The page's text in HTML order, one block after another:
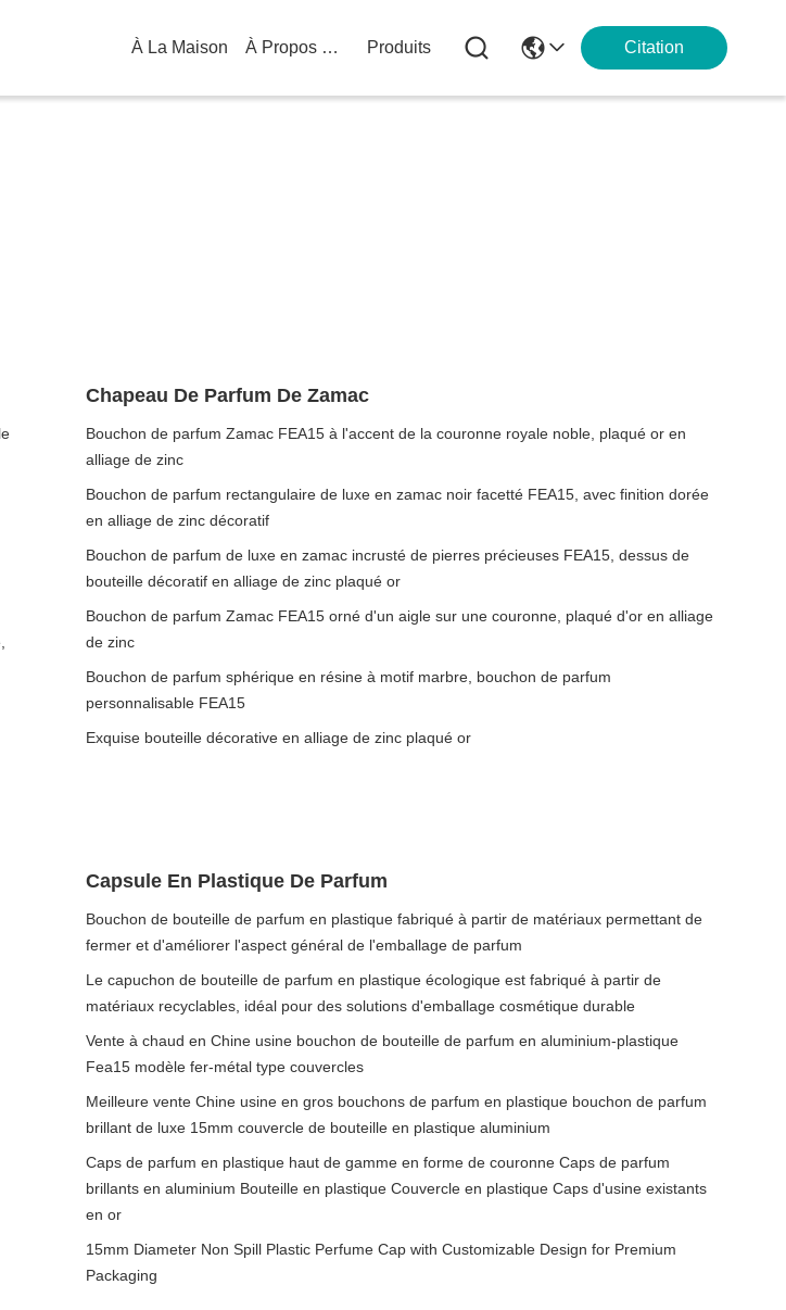
À La Maison À Propos De Nous Produits Citation
Chapeau De Parfum De Zamac
Bouchon de parfum Zamac FEA15 à l'accent de la couronne royale noble, plaqué or en
alliage de zinc
Bouchon de parfum rectangulaire de luxe en zamac noir facetté FEA15, avec finition dorée
en alliage de zinc décoratif
Bouchon de parfum de luxe en zamac incrusté de pierres précieuses FEA15, dessus de
bouteille décoratif en alliage de zinc plaqué or
Bouchon de parfum Zamac FEA15 orné d'un aigle sur une couronne, plaqué d'or en alliage
de zinc
Bouchon de parfum sphérique en résine à motif marbre, bouchon de parfum
personnalisable FEA15
Exquise bouteille décorative en alliage de zinc plaqué or
Capsule En Plastique De Parfum
Bouchon de bouteille de parfum en plastique fabriqué à partir de matériaux permettant de
fermer et d'améliorer l'aspect général de l'emballage de parfum
Le capuchon de bouteille de parfum en plastique écologique est fabriqué à partir de
matériaux recyclables, idéal pour des solutions d'emballage cosmétique durable
Vente à chaud en Chine usine bouchon de bouteille de parfum en aluminium-plastique
Fea15 modèle fer-métal type couvercles
Meilleure vente Chine usine en gros bouchons de parfum en plastique bouchon de parfum
brillant de luxe 15mm couvercle de bouteille en plastique aluminium
Caps de parfum en plastique haut de gamme en forme de couronne Caps de parfum
brillants en aluminium Bouteille en plastique Couvercle en plastique Caps d'usine existants
en or
15mm Diameter Non Spill Plastic Perfume Cap with Customizable Design for Premium
Packaging